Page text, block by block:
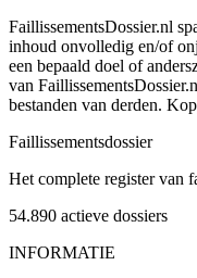
FaillissementsDossier.nl
inhoud onvolledig en/of
een bepaald doel of
van
bestanden van derden.
Faillissementsdossier
Het complete register van
54.890 actieve dossiers
INFORMATIE